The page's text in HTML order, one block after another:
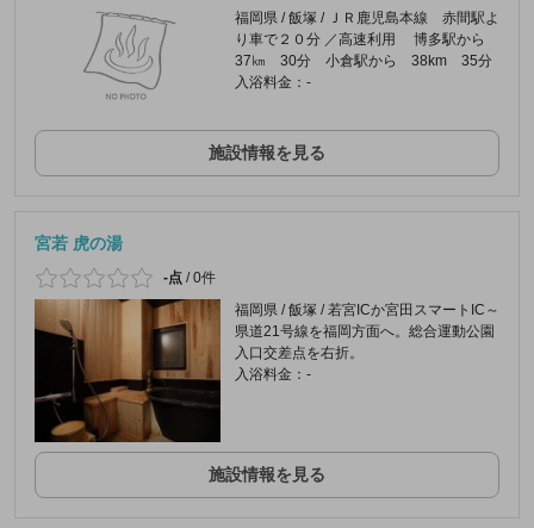
福岡県 / 飯塚 / ＪＲ鹿児島本線 赤間駅よ
り車で２０分 ／高速利用 博多駅から
37㎞ 30分 小倉駅から 38km 35分
入浴料金：-
施設情報を見る
宮若 虎の湯
-点 /0件
福岡県 / 飯塚 / 若宮ICか宮田スマートIC～
県道21号線を福岡方面へ。総合運動公園
入口交差点を右折。
入浴料金：-
施設情報を見る